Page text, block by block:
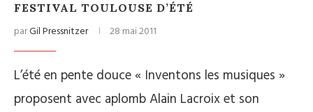
FESTIVAL TOULOUSE D’ÉTÉ
parGil Pressnitzer 28 mai 2011
L’été en pente douce « Inventons les musiques »
proposent avec aplomb Alain Lacroix et son